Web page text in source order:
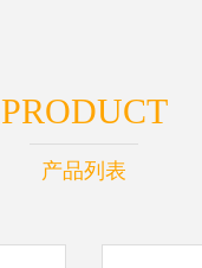
PRODUCT
产品列表